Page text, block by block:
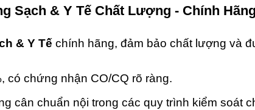
Sạch & Y Tế Chất Lượng - Chính Hãng
& Y Tế chính hãng, đảm bảo chất lượng và
có chứng nhận CO/CQ rõ ràng.
cân chuẩn nội trong các quy trình kiểm soát